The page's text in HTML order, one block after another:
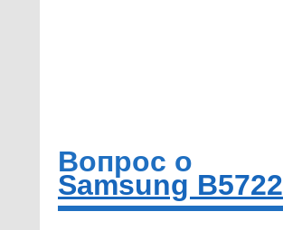
Вопрос о
Samsung B5722